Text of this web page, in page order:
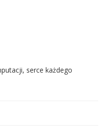
serce każdego